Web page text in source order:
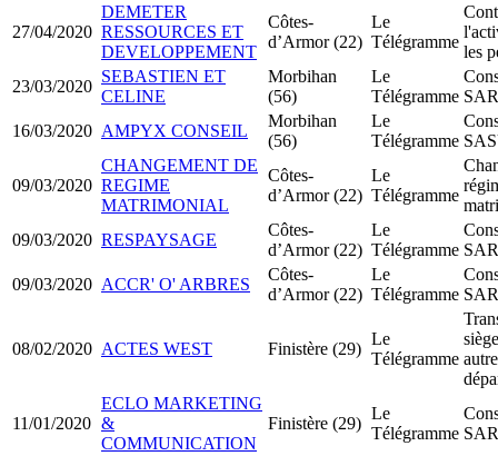
27/04/2020
DEMETER
RESSOURCES ET
DEVELOPPEMENT
Côtes-
d’Armor (22)
Le
Télégramme
les
23/03/2020
SEBASTIEN ET
CELINE
Morbihan
(56)
Le
Télégramme
16/03/2020 AMPYX CONSEIL
Morbihan
(56)
Le
Télégramme
09/03/2020
CHANGEMENT DE
REGIME
MATRIMONIAL
Côtes-
d’Armor (22)
Le
Télégramme
09/03/2020 RESPAYSAGE
Côtes-
d’Armor (22)
Le
Télégramme
09/03/2020 ACCR' O' ARBRES
Côtes-
d’Armor (22)
Le
Télégramme
08/02/2020 ACTES WEST Finistère (29)
Le
Télégramme autre
11/01/2020
ECLO MARKETING
&
COMMUNICATION
Finistère (29)
Le
Télégramme